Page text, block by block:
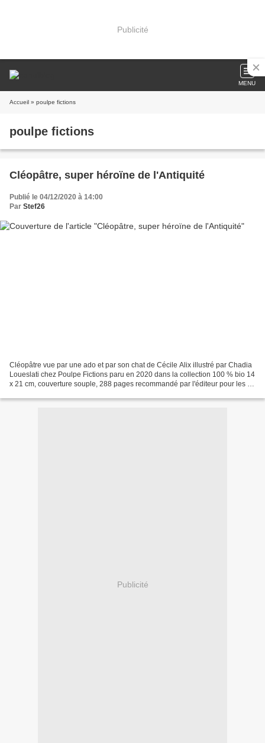
Publicité
MENU
Accueil » poulpe fictions
poulpe fictions
Cléopâtre, super héroïne de l'Antiquité
Publié le 04/12/2020 à 14:00
Par Stef26
Cléopâtre vue par une ado et par son chat de Cécile Alix illustré par Chadia
Loueslati chez Poulpe Fictions paru en 2020 dans la collection 100 % bio 14
x 21 cm, couverture souple, 288 pages recommandé par l'éditeur pour les 8-
Publicité